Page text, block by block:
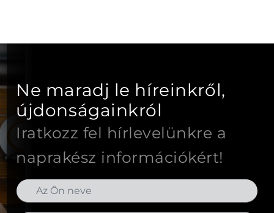
Ne maradj le híreinkről,
újdonságainkról
Iratkozz fel hírlevelünkre a
naprakész információkért!